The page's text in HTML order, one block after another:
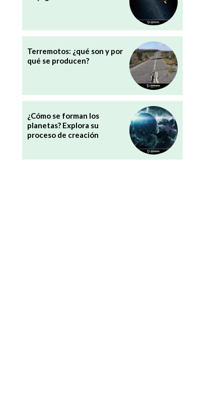
Terremotos: ¿qué son y por
qué se producen?
¿Cómo se forman los
planetas? Explora su
proceso de creación